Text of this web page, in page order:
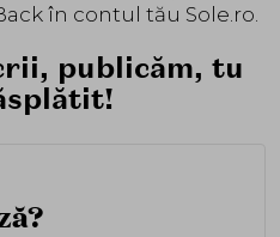
în contul tău Sole.ro.
publicăm, tu